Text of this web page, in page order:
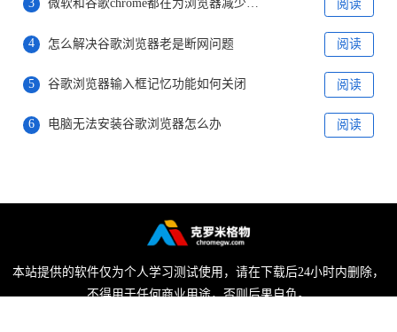
3 微软和谷歌chrome都在为浏览器减少内存占用而努力着 阅读
4 怎么解决谷歌浏览器老是断网问题 阅读
5 谷歌浏览器输入框记忆功能如何关闭 阅读
6 电脑无法安装谷歌浏览器怎么办 阅读
本站提供的软件仅为个人学习测试使用，请在下载后24小时内删除，
不得用于任何商业用途，否则后果自负。